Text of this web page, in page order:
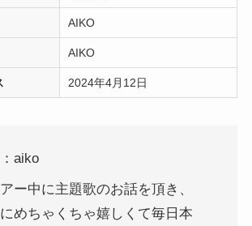
AIKO
AIKO
2024年4月12日
aiko
ー中に主題歌のお話を頂き、
めちゃくちゃ嬉しくて毎日本